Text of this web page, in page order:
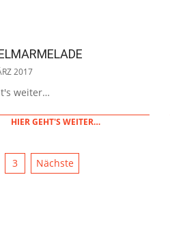
2017
weiter…
HIER GEHT'S WEITER…
3 Nächste